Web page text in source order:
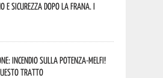
e sicurezza dopo la frana. I
incendio sulla Potenza-Melfi!
tratto